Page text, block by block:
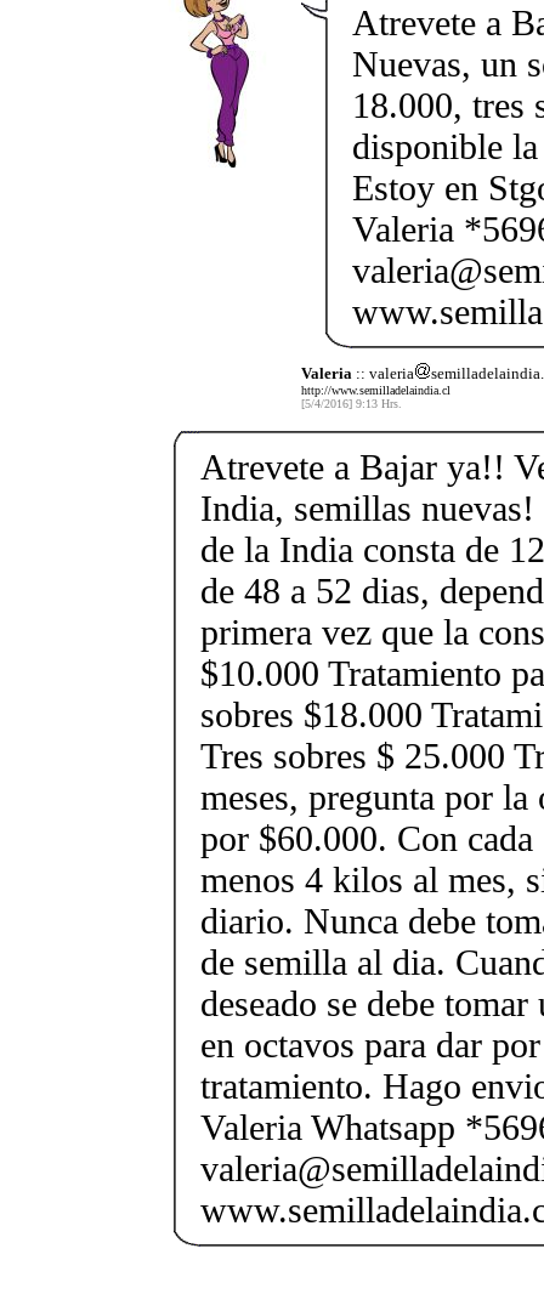
Atrevete a
Nuevas, un
18.000, tres
disponible
Estoy en
Valeria
Valeria :: valeria
http://www.semilladelaindia.cl
[5/4/2016] 9:13 Hrs.
Atrevete a Bajar ya!!
India, semillas
de la India consta de
de 48 a 52 dias,
primera vez que la
$10.000 Tratamiento
sobres $18.000
Tres sobres $ 25.000
meses, pregunta por la
por $60.000. Con cada
menos 4 kilos al mes,
diario. Nunca debe
de semilla al dia.
deseado se debe
en octavos para dar
tratamiento. Hago
Valeria Whatsapp